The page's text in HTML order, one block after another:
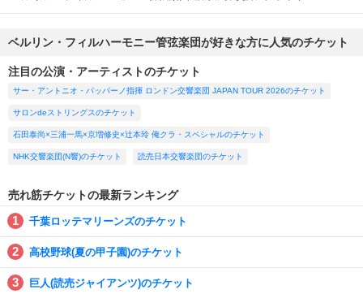
ベルリン・フィルハーモニー管弦楽団が好きな方に人気のチケット
注目の公演・アーティストのチケット
サー・アントニオ・パッパーノ指揮 ロンドン交響楽団 JAPAN TOUR 2026のチケット
サロンdeストリングスのチケット
石田泰尚×三浦一馬×京増修史×辻本玲 俺クラ・スペシャルのチケット
NHK交響楽団(N響)のチケット 読売日本交響楽団のチケット
売れ筋チケットの最新ランキング
千葉ロッテマリーンズのチケット
高校野球(夏の甲子園)のチケット
巨人(読売ジャイアンツ)のチケット